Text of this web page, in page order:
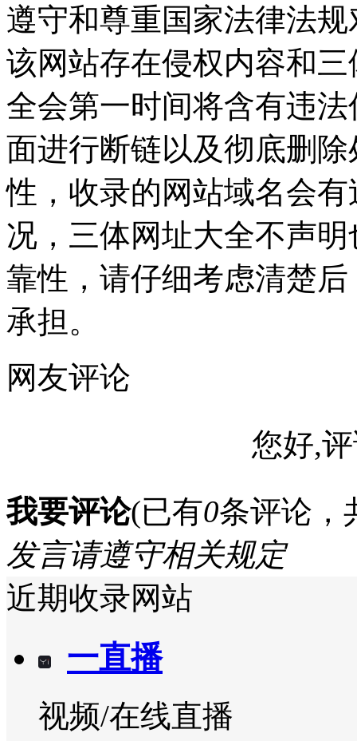
遵守和尊重国家法律法
该网站存在侵权内容和
全会第一时间将含有违
面进行断链以及彻底删
性，收录的网站域名会
况，三体网址大全不声
靠性，请仔细考虑清楚
承担。
网友评论
您好,
我要评论(已有0条评论，
发言请遵守相关规定
近期收录网站
一直播
视频/在线直播